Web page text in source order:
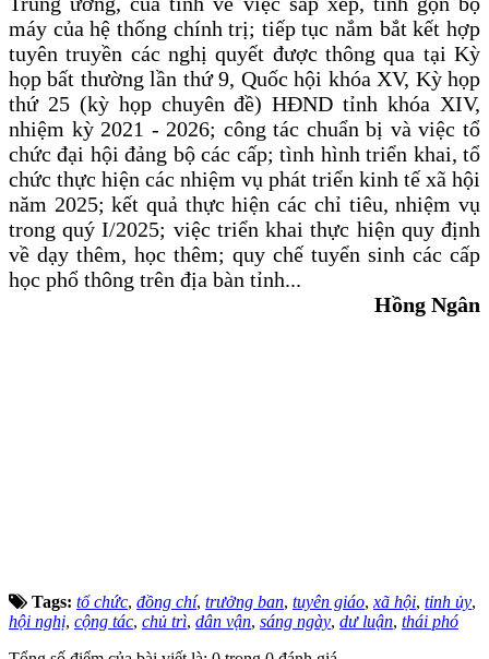
máy của hệ thống chính trị; tiếp tục nắm bắt kết hợp
tuyên truyền các nghị quyết được thông qua tại Kỳ
họp bất thường lần thứ 9, Quốc hội khóa XV, Kỳ họp
thứ 25 (kỳ họp chuyên đề) HĐND tỉnh khóa XIV,
nhiệm kỳ 2021 - 2026; công tác chuẩn bị và việc tổ
chức đại hội đảng bộ các cấp; tình hình triển khai, tổ
chức thực hiện các nhiệm vụ phát triển kinh tế xã hội
năm 2025; kết quả thực hiện các chỉ tiêu, nhiệm vụ
trong quý I/2025; việc triển khai thực hiện quy định
về dạy thêm, học thêm; quy chế tuyển sinh các cấp
học phổ thông trên địa bàn tỉnh...
Hồng Ngân
Tags: tổ chức, đồng chí, trưởng ban, tuyên giáo, xã hội, tỉnh ủy,
hội nghị, cộng tác, chủ trì, dân vận, sáng ngày, dư luận, thái phó